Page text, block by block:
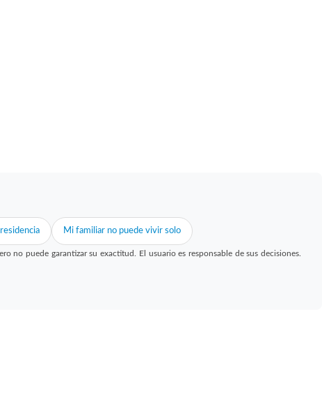
Mi familiar no puede vivir solo
no puede garantizar su exactitud. El usuario es responsable de sus decisiones.